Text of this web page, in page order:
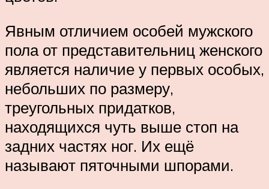
Явным отличием особей мужского
пола от представительниц женского
является наличие у первых особых,
небольших по размеру,
треугольных придатков,
находящихся чуть выше стоп на
задних частях ног. Их ещё
называют пяточными шпорами.